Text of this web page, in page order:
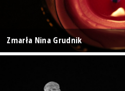
Zmarła Nina Grudnik